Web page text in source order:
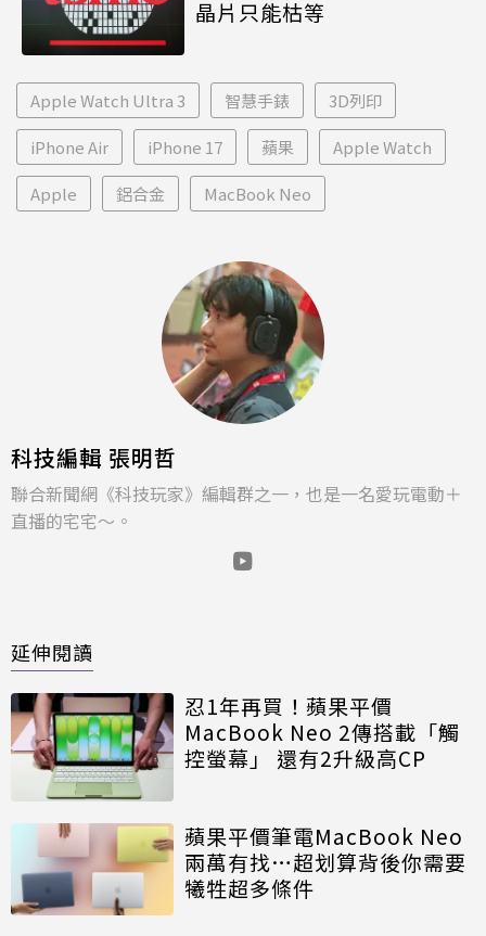
晶片只能枯等
Apple Watch Ultra 3 智慧手錶 3D列印
iPhone Air iPhone 17 蘋果 Apple Watch
Apple 鋁合金 MacBook Neo
科技編輯 張明哲
聯合新聞網《科技玩家》編輯群之一，也是一名愛玩電動＋
直播的宅宅～。
延伸閱讀
忍1年再買！蘋果平價
MacBook Neo 2傳搭載「觸
控螢幕」 還有2升級高CP
蘋果平價筆電MacBook Neo
兩萬有找…超划算背後你需要
犧牲超多條件